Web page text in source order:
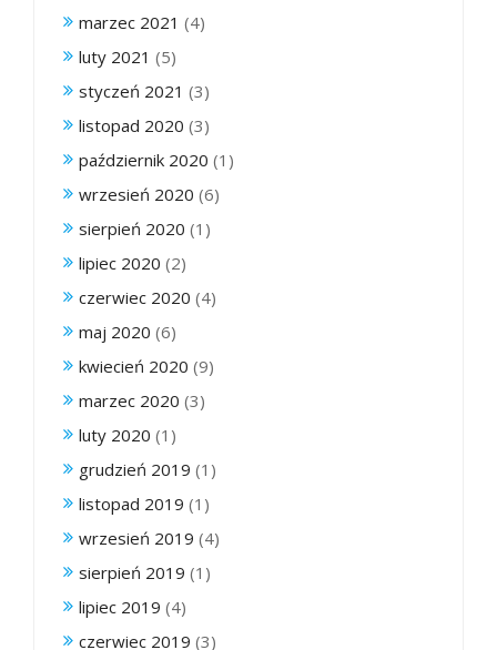
marzec 2021 (4)
luty 2021 (5)
styczeń 2021 (3)
listopad 2020 (3)
październik 2020 (1)
wrzesień 2020 (6)
sierpień 2020 (1)
lipiec 2020 (2)
czerwiec 2020 (4)
maj 2020 (6)
kwiecień 2020 (9)
marzec 2020 (3)
luty 2020 (1)
grudzień 2019 (1)
listopad 2019 (1)
wrzesień 2019 (4)
sierpień 2019 (1)
lipiec 2019 (4)
czerwiec 2019 (3)